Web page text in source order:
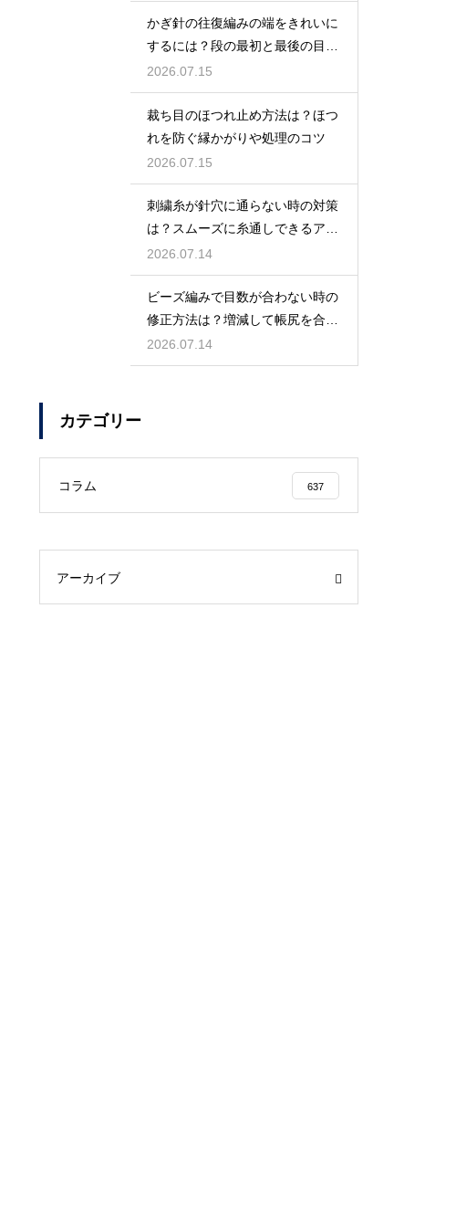
かぎ針の往復編みの端をきれいに
するには？段の最初と最後の目を
揃えるポイント
2026.07.15
裁ち目のほつれ止め方法は？ほつ
れを防ぐ縁かがりや処理のコツ
2026.07.15
刺繍糸が針穴に通らない時の対策
は？スムーズに糸通しできるアイ
テムとコツ
2026.07.14
ビーズ編みで目数が合わない時の
修正方法は？増減して帳尻を合わ
せるコツ
2026.07.14
カテゴリー
コラム 637
アーカイブ